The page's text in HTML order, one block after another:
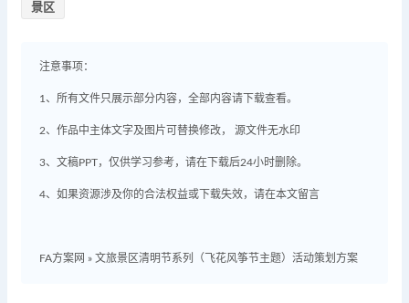
景区
注意事项：
1、所有文件只展示部分内容，全部内容请下载查看。
2、作品中主体文字及图片可替换修改， 源文件无水印
3、文稿PPT，仅供学习参考，请在下载后24小时删除。
4、如果资源涉及你的合法权益或下载失效，请在本文留言
FA方案网 » 文旅景区清明节系列（飞花风筝节主题）活动策划方案